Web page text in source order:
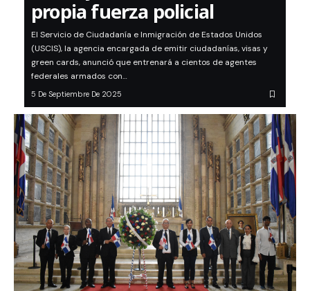
propia fuerza policial
El Servicio de Ciudadanía e Inmigración de Estados Unidos
(USCIS), la agencia encargada de emitir ciudadanías, visas y
green cards, anunció que entrenará a cientos de agentes
federales armados con…
5 De Septiembre De 2025